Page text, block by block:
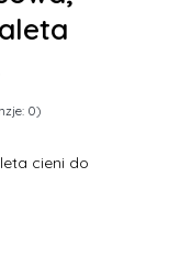
0)
cieni do